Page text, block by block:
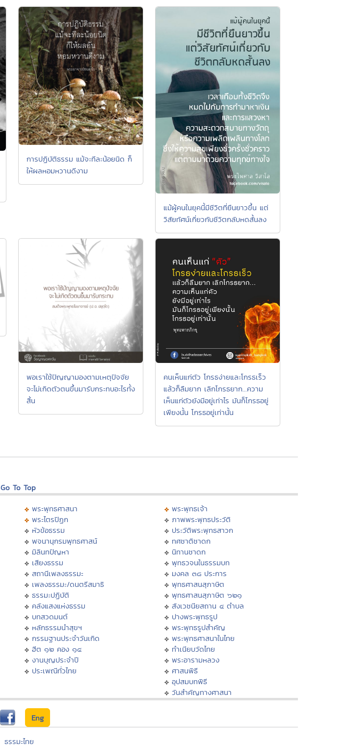
การปฏิบัติธรรม แม้จะทีละน้อยนิด ก็
ให้ผลหอมหวานดีงาม
แม้ผู้คนในยุคนี้มีชีวิตที่ยืนยาวขึ้น แต่
วิสัยทัศน์เกี่ยวกับชีวิตกลับหดสั้นลง
พอเราใช้ปัญญามองตามเหตุปัจจัย
จะไม่เกิดตัวตนขึ้นมารับกระทบอะไรทั้ง
สิ้น
คนเห็นแก่ตัว โกรธง่ายและโกรธเร็ว
แล้วก็ลืมยาก เลิกโกรธยาก...ความ
เห็นแก่ตัวยังมีอยู่เท่าไร มันก็โกรธอยู่
เพียงนั้น โกรธอยู่เท่านั้น
Go To Top
พระพุทธศาสนา
พระไตรปิฏก
หัวข้อธรรม
พจนานุกรมพุทธศาสน์
มิลินทปัญหา
เสียงธรรม
สถานีเพลงธรรมะ
เพลงธรรมะ/ดนตรีสมาธิ
ธรรมะปฏิบัติ
คลังแสงแห่งธรรม
บทสวดมนต์
หลักธรรมนำสุขฯ
กรรมฐานประจำวันเกิด
ฮีต ๑๒ คอง ๑๔
งานบุญประจำปี
ประเพณีทั่วไทย
พระพุทธเจ้า
ภาพพระพุทธประวัติ
ประวัติพระพุทธสาวก
ทศชาติชาดก
นิทานชาดก
พุทธวจนในธรรมบท
มงคล ๓๘ ประการ
พุทธศาสนสุภาษิต
พุทธศาสนสุภาษิต ๖๒๑
สังเวชนียสถาน ๔ ตำบล
ปางพระพุทธรูป
พระพุทธรูปสำคัญ
พระพุทธศาสนาในไทย
ทำเนียบวัดไทย
พระอารามหลวง
ศาสนพิธี
อุปสมบทพิธี
วันสำคัญทางศาสนา
Eng
ธรรมะไทย